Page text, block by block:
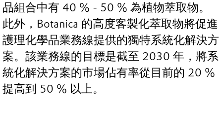
品組合中有 40 % - 50 % 為植物萃取物。
此外，Botanica 的高度客製化萃取物將促進
護理化學品業務線提供的獨特系統化解決方
案。該業務線的目標是截至 2030 年，將系
統化解決方案的市場佔有率從目前的 20 %
提高到 50 % 以上。